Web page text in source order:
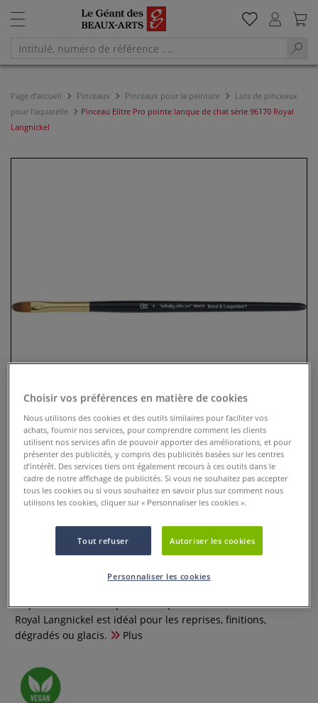
Page d'accueil Pinceaux Pinceaux pour la peinture
Lots de pinceaux
pour l'aquarelle
Pinceau Elitre Pro pointe lanque de chat série 96170 Royal
Langnickel
Pinceau Elitre Pro pointe lanque
de chat série 96170 Royal
Langnickel
0 Commentaires
Le pinceau Elitre Pro pointe lanque de chat série 96170
Royal Langnickel est idéal pour les reprises, finitions,
dégradés ou glacis.
Plus
Choisir vos préférences en matière de cookies
Nous utilisons des cookies et des outils similaires pour faciliter vos
achats, fournir nos services, pour comprendre comment les clients
utilisent nos services afin de pouvoir apporter des améliorations, et pour
présenter des publicités, y compris des publicités basées sur les centres
d’intérêt. Des services tiers ont également recours à ces outils dans le
cadre de notre affichage de publicités. Si vous ne souhaitez pas accepter
tous les cookies ou si vous souhaitez en savoir plus sur comment nous
utilisons les cookies, cliquer sur « Personnaliser les cookies ».
Tout refuser Autoriser les cookies
Personnaliser les cookies